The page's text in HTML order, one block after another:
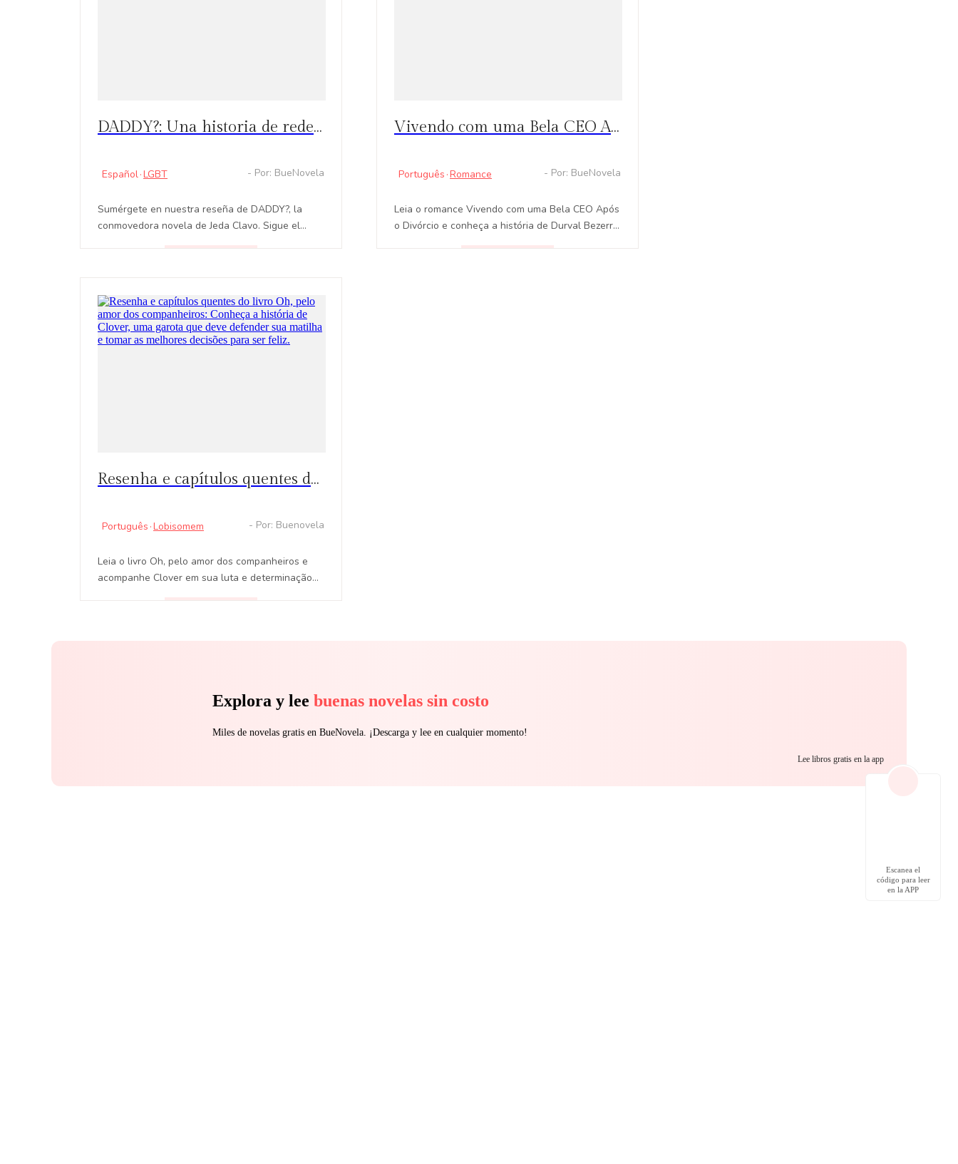
DADDY?: Una historia de redención - El viaje de Mark y Nick hacia la esperanza
Español·LGBT - Por: BueNovela
Sumérgete en nuestra reseña de DADDY?, la
conmovedora novela de Jeda Clavo. Sigue el
Vivendo com uma Bela CEO Após o Divórcio Capítulos Quentes: Durval Bezerra encontra a felicidade completa após se divorciar de Lorena Silva
Português ·Romance - Por: BueNovela
Leia o romance Vivendo com uma Bela CEO Após
o Divórcio e conheça a história de Durval Bezerra,
Resenha e capítulos quentes do livro Oh, pelo amor dos companheiros: Conheça a história de Clover, uma garota que deve defender sua matilha e tomar as melhores decisões para ser feliz.
Português ·Lobisomem - Por: Buenovela
Leia o livro Oh, pelo amor dos companheiros e
acompanhe Clover em sua luta e determinação
Explora y lee buenas novelas sin costo
Miles de novelas gratis en BueNovela. ¡Descarga y lee en cualquier momento!
Lee libros gratis en la app
Escanea el
código para leer
en la APP